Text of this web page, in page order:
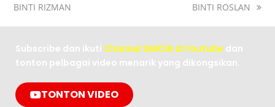
BINTI RIZMAN
BINTI ROSLAN
Subscribe dan ikuti Channel SMKSR di Youtube dan
tonton pelbagai video menarik yang dikongsikan.
TONTON VIDEO